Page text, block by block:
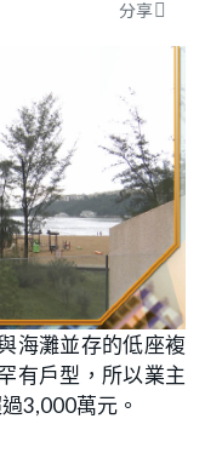
分享
海灘並存的低座複
有戶型，所以業主
3,000萬元。